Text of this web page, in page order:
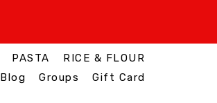
PASTA
RICE & FLOUR
Blog Groups Gift Card